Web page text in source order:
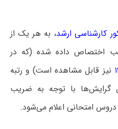
کارشناسی ارشد، به هر یک از
اختصاص داده شده (که در
نیز قابل مشاهده است) و رتبه
گرایش‌ها با توجه به ضریب
دروس امتحانی اعلام می‌شود.